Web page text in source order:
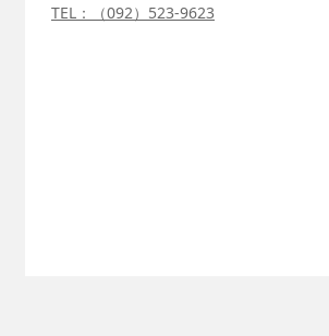
TEL：（092）523-9623